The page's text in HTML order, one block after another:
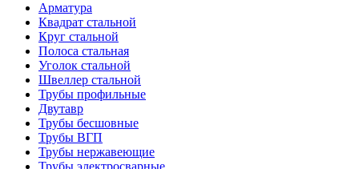
Арматура
Квадрат стальной
Круг стальной
Полоса стальная
Уголок стальной
Швеллер стальной
Трубы профильные
Двутавр
Трубы бесшовные
Трубы ВГП
Трубы нержавеющие
Трубы электросварные